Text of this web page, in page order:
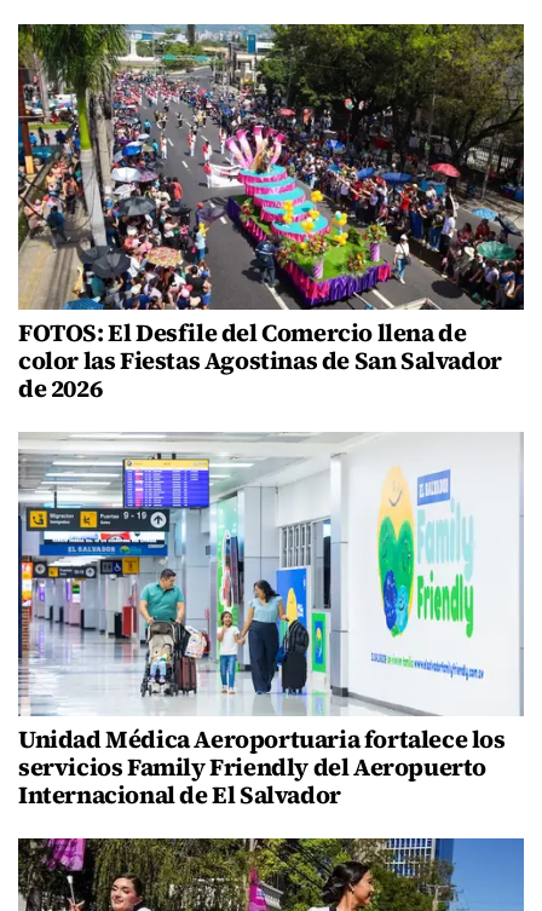
FOTOS: El Desfile del Comercio llena de
color las Fiestas Agostinas de San Salvador
de 2026
Unidad Médica Aeroportuaria fortalece los
servicios Family Friendly del Aeropuerto
Internacional de El Salvador